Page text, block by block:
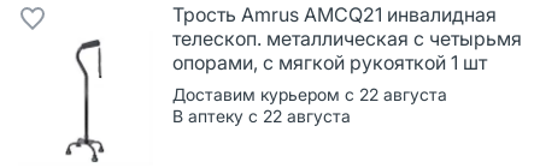
Трость Amrus AMCQ21 инвалидная
телескоп. металлическая с четырьмя
опорами, с мягкой рукояткой 1 шт
Доставим курьером с 22 августа
В аптеку с 22 августа